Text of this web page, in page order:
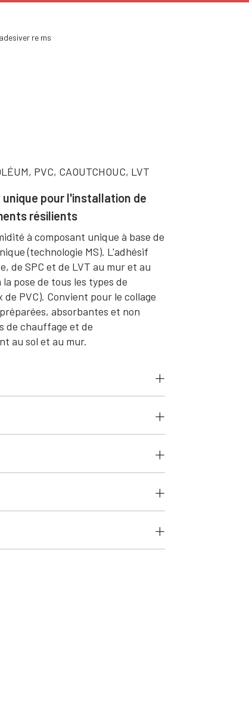
re ms
PVC, CAOUTCHOUC, LVT
pour l'installation de
résilients
à composant unique à base de
(technologie MS). L'adhésif
de SPC et de LVT au mur et au
pose de tous les types de
PVC). Convient pour le collage
absorbantes et non
de chauffage et de
au sol et au mur.